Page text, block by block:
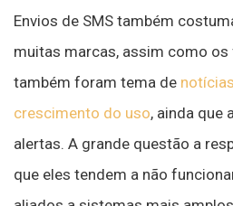
Envios de SMS também
muitas marcas, assim como
também foram tema de
crescimento do uso, ainda que
alertas. A grande questão a
que eles tendem a não